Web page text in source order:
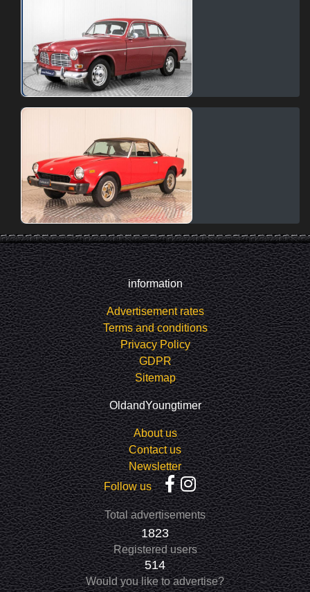
information
Advertisement rates
Terms and conditions
Privacy Policy
GDPR
Sitemap
OldandYoungtimer
About us
Contact us
Newsletter
Follow us
Total advertisements
1823
Registered users
514
Would you like to advertise?